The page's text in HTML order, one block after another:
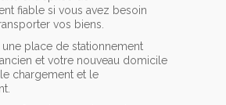
fiable si vous avez besoin
vos biens.
une place de stationnement
et votre nouveau domicile
chargement et le